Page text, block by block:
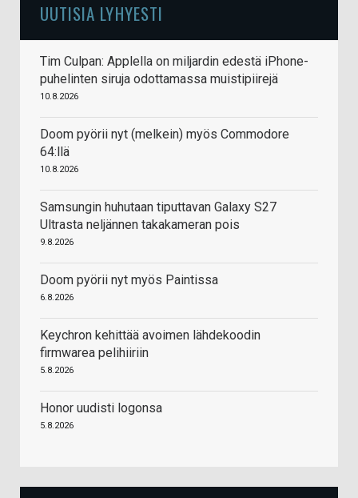
UUTISIA LYHYESTI
Tim Culpan: Applella on miljardin edestä iPhone-
puhelinten siruja odottamassa muistipiirejä
10.8.2026
Doom pyörii nyt (melkein) myös Commodore
64:llä
10.8.2026
Samsungin huhutaan tiputtavan Galaxy S27
Ultrasta neljännen takakameran pois
9.8.2026
Doom pyörii nyt myös Paintissa
6.8.2026
Keychron kehittää avoimen lähdekoodin
firmwarea pelihiiriin
5.8.2026
Honor uudisti logonsa
5.8.2026